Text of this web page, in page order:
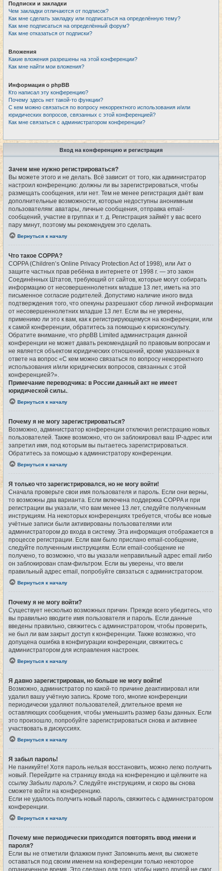
Подписки и закладки
Чем закладки отличаются от подписок?
Как мне сделать закладку или подписаться на определённую тему?
Как мне подписаться на определённый форум?
Как мне отказаться от подписки?
Вложения
Какие вложения разрешены на этой конференции?
Как мне найти мои вложения?
Информация о phpBB
Кто написал эту конференцию?
Почему здесь нет такой-то функции?
С кем можно связаться по вопросу некорректного использования и/или
юридических вопросов, связанных с этой конференцией?
Как мне связаться с администратором конференции?
Вход на конференцию и регистрация
Зачем мне нужно регистрироваться?
Вы можете этого и не делать. Всё зависит от того, как администратор
настроил конференцию: должны ли вы зарегистрироваться, чтобы
размещать сообщения, или нет. Тем не менее регистрация даёт вам
дополнительные возможности, которые недоступны анонимным
пользователям: аватары, личные сообщения, отправка email-
сообщений, участие в группах и т. д. Регистрация займёт у вас всего
пару минут, поэтому мы рекомендуем это сделать.
Вернуться к началу
Что такое COPPA?
COPPA (Children’s Online Privacy Protection Act of 1998), или Акт о
защите частных прав ребёнка в интернете от 1998 г. — это закон
Соединённых Штатов, требующий от сайтов, которые могут собирать
информацию от несовершеннолетних младше 13 лет, иметь на это
письменное согласие родителей. Допустимо наличие иного вида
подтверждения того, что опекуны разрешают сбор личной информации
от несовершеннолетних младше 13 лет. Если вы не уверены,
применимо ли это к вам, как к регистрирующемуся на конференции, или
к самой конференции, обратитесь за помощью к юрисконсульту.
Обратите внимание, что phpBB Limited администрация данной
конференции не может давать рекомендаций по правовым вопросам и
не является объектом юридических отношений, кроме указанных в
ответе на вопрос «С кем можно связаться по вопросу некорректного
использования и/или юридических вопросов, связанных с этой
конференцией?».
Примечание переводчика: в России данный акт не имеет
юридической силы.
Вернуться к началу
Почему я не могу зарегистрироваться?
Возможно, администратор конференции отключил регистрацию новых
пользователей. Также возможно, что он заблокировал ваш IP-адрес или
запретил имя, под которым вы пытаетесь зарегистрироваться.
Обратитесь за помощью к администратору конференции.
Вернуться к началу
Я только что зарегистрировался, но не могу войти!
Сначала проверьте свои имя пользователя и пароль. Если они верны,
то возможны два варианта. Если включена поддержка COPPA и при
регистрации вы указали, что вам менее 13 лет, следуйте полученным
инструкциям. На некоторых конференциях требуется, чтобы все новые
учётные записи были активированы пользователями или
администратором до входа в систему. Эта информация отображается в
процессе регистрации. Если вам было прислано email-сообщение,
следуйте полученным инструкциям. Если email-сообщение не
получено, то возможно, что вы указали неправильный адрес email либо
он заблокирован спам-фильтром. Если вы уверены, что ввели
правильный адрес email, попробуйте связаться с администратором.
Вернуться к началу
Почему я не могу войти?
Существует несколько возможных причин. Прежде всего убедитесь, что
вы правильно вводите имя пользователя и пароль. Если данные
введены правильно, свяжитесь с администратором, чтобы проверить,
не был ли вам закрыт доступ к конференции. Также возможно, что
допущена ошибка в конфигурации конференции, свяжитесь с
администратором для исправления настроек.
Вернуться к началу
Я давно зарегистрирован, но больше не могу войти!
Возможно, администратор по какой-то причине деактивировал или
удалил вашу учётную запись. Кроме того, многие конференции
периодически удаляют пользователей, длительное время не
оставляющих сообщения, чтобы уменьшить размер базы данных. Если
это произошло, попробуйте зарегистрироваться снова и активнее
участвовать в дискуссиях.
Вернуться к началу
Я забыл пароль!
Не паникуйте! Хотя пароль нельзя восстановить, можно легко получить
новый. Перейдите на страницу входа на конференцию и щёлкните на
ссылку Забыли пароль? . Следуйте инструкциям, и скоро вы снова
сможете войти на конференцию.
Если не удалось получить новый пароль, свяжитесь с администратором
конференции.
Вернуться к началу
Почему мне периодически приходится повторять ввод имени и
пароля?
Если вы не отметили флажком пункт Запомнить меня , вы сможете
оставаться под своим именем на конференции только некоторое
ограниченное время. Это сделано для того, чтобы никто другой не смог